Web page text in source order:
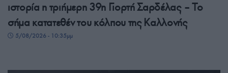
ιστορία η τριήμερη 39η Γιορτή Σαρδέλας – Το
σήμα κατατεθέν του κόλπου της Καλλονής
5/08/2026 - 10:35μμ